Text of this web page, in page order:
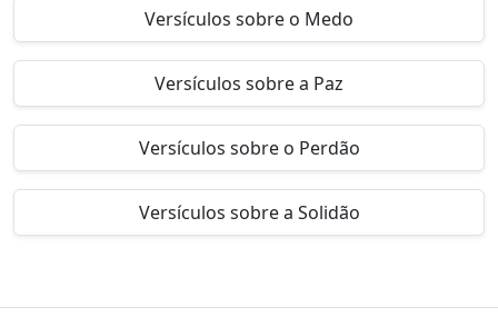
Versículos sobre o Medo
Versículos sobre a Paz
Versículos sobre o Perdão
Versículos sobre a Solidão